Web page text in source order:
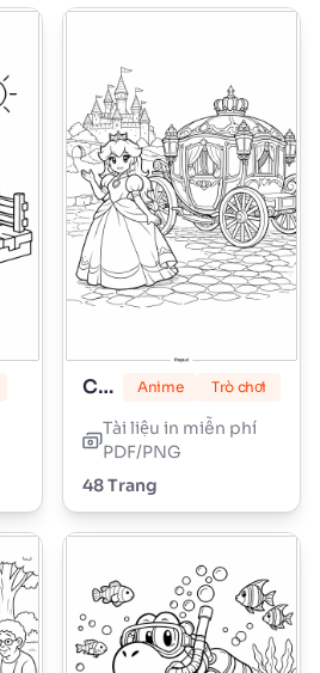
Công chúa Peach Anime Trò chơi
Tài liệu in miễn phí
PDF/PNG
48 Trang